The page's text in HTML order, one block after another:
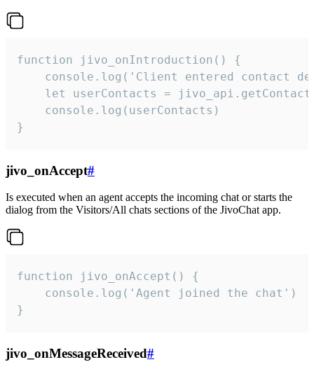
function jivo_onIntroduction() {
console.log('Client entered contact
let userContacts =
    console.log(userContacts)
}
jivo_onAccept#
Is executed when an agent accepts the incoming chat or starts the
dialog from the Visitors/All chats sections of the JivoChat app.
function jivo_onAccept() {
}
jivo_onMessageReceived#